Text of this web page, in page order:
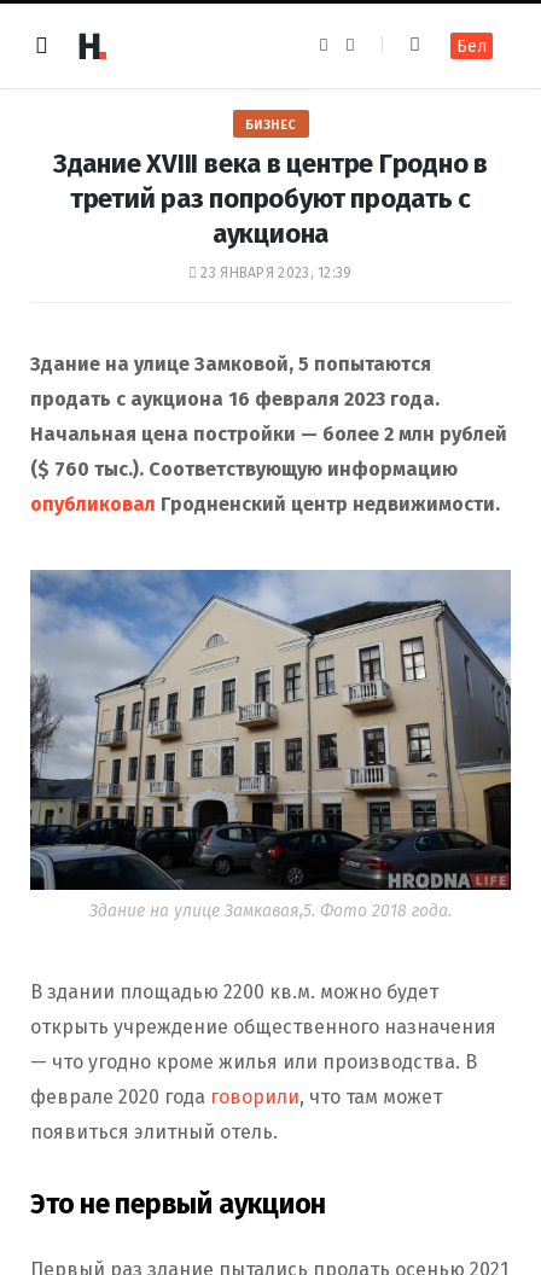
e
k
t
a
m
Бел
БИЗНЕС
Здание XVIII века в центре Гродно в
третий раз попробуют продать с
аукциона
23 ЯНВАРЯ 2023, 12:39
Здание на улице Замковой, 5 попытаются
продать с аукциона 16 февраля 2023 года.
Начальная цена постройки — более 2 млн рублей
($ 760 тыс.). Соответствующую информацию
опубликовал Гродненский центр недвижимости.
Здание на улице Замкавая,5. Фото 2018 года.
В здании площадью 2200 кв.м. можно будет
открыть учреждение общественного назначения
— что угодно кроме жилья или производства. В
феврале 2020 года говорили, что там может
появиться элитный отель.
Это не первый аукцион
Первый раз здание пытались продать осенью 2021